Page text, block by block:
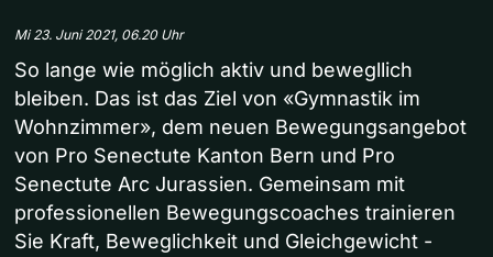
Mi 23. Juni 2021, 06.20 Uhr
So lange wie möglich aktiv und bewegllich
bleiben. Das ist das Ziel von «Gymnastik im
Wohnzimmer», dem neuen Bewegungsangebot
von Pro Senectute Kanton Bern und Pro
Senectute Arc Jurassien. Gemeinsam mit
professionellen Bewegungscoaches trainieren
Sie Kraft, Beweglichkeit und Gleichgewicht -